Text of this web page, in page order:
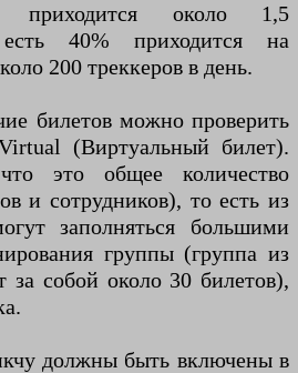
приходится около 1,5
40% приходится на
200 треккеров в день.
билетов можно проверить
(Виртуальный билет).
это общее количество
и сотрудников), то есть из
заполняться большими
группы (группа из
за собой около 30 билетов),
должны быть включены в